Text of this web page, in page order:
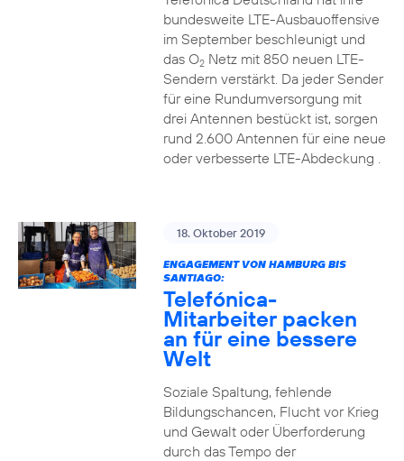
bundesweite LTE-Ausbauoffensive
im September beschleunigt und
das O2Netz mit 850 neuen LTE-
Sendern verstärkt. Da jeder Sender
für eine Rundumversorgung mit
drei Antennen bestückt ist, sorgen
rund 2.600 Antennen für eine neue
oder verbesserte LTE-Abdeckung .
18. Oktober 2019
ENGAGEMENT VON HAMBURG BIS
SANTIAGO:
Telefónica-
Mitarbeiter packen
an für eine bessere
Welt
Soziale Spaltung, fehlende
Bildungschancen, Flucht vor Krieg
und Gewalt oder Überforderung
durch das Tempo der